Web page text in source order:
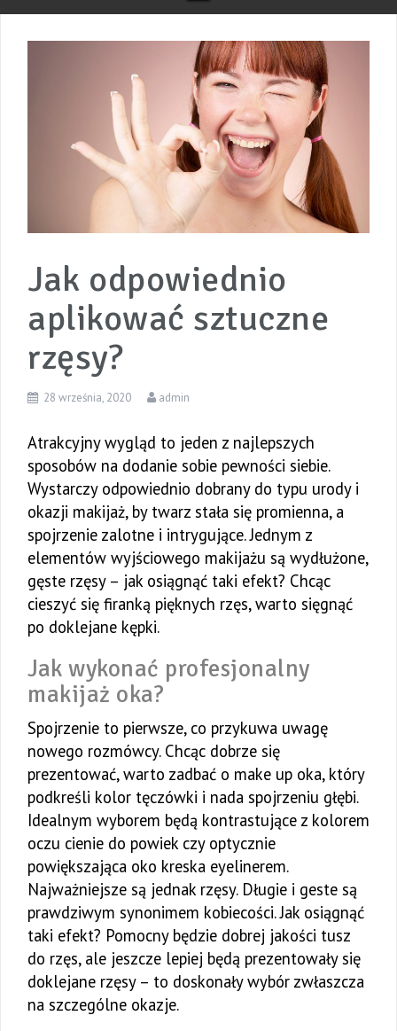
Jak odpowiednio
aplikować sztuczne
rzęsy?
28 września, 2020 admin
Atrakcyjny wygląd to jeden z najlepszych
sposobów na dodanie sobie pewności siebie.
Wystarczy odpowiednio dobrany do typu urody i
okazji makijaż, by twarz stała się promienna, a
spojrzenie zalotne i intrygujące. Jednym z
elementów wyjściowego makijażu są wydłużone,
gęste rzęsy – jak osiągnąć taki efekt? Chcąc
cieszyć się firanką pięknych rzęs, warto sięgnąć
po doklejane kępki.
Jak wykonać profesjonalny
makijaż oka?
Spojrzenie to pierwsze, co przykuwa uwagę
nowego rozmówcy. Chcąc dobrze się
prezentować, warto zadbać o make up oka, który
podkreśli kolor tęczówki i nada spojrzeniu głębi.
Idealnym wyborem będą kontrastujące z kolorem
oczu cienie do powiek czy optycznie
powiększająca oko kreska eyelinerem.
Najważniejsze są jednak rzęsy. Długie i geste są
prawdziwym synonimem kobiecości. Jak osiągnąć
taki efekt? Pomocny będzie dobrej jakości tusz
do rzęs, ale jeszcze lepiej będą prezentowały się
doklejane rzęsy – to doskonały wybór zwłaszcza
na szczególne okazje.